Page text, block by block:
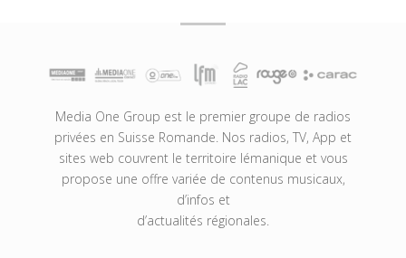
Media One Group est le premier groupe de radios
privées en Suisse Romande. Nos radios, TV, App et
sites web couvrent le territoire lémanique et vous
propose une offre variée de contenus musicaux,
d’infos et
d’actualités régionales.